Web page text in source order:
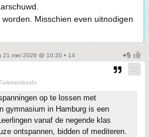
Misschien even uitnodigen
21 mei 2026 @ 10:20 • 14
op te lossen met
gymnasium in Hamburg is een
vanaf de negende klas
ontspannen, bidden of mediteren.